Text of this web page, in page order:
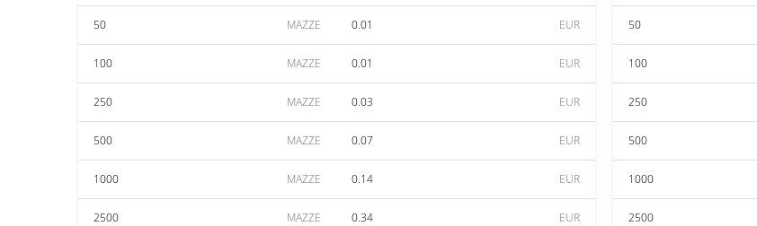
50 MAZZE 0.01 EUR
100 MAZZE 0.01 EUR
250 MAZZE 0.03 EUR
500 MAZZE 0.07 EUR
1000 MAZZE 0.14 EUR
2500 MAZZE 0.34 EUR
50
100
250
500
1000
2500